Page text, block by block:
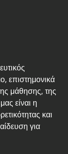
επιστημονικά
μάθησης, της
είναι η
και
για